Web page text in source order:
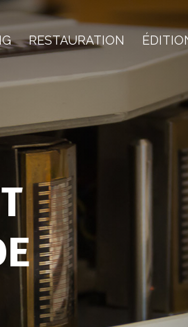
RESTAURATION